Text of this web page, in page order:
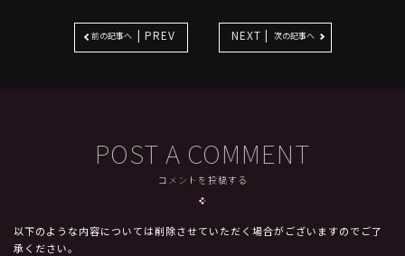
前の記事へ | PREV NEXT | 次の記事へ
POST A COMMENT
コメントを投稿する
以下のような内容については削除させていただく場合がございますのでご了
承ください。